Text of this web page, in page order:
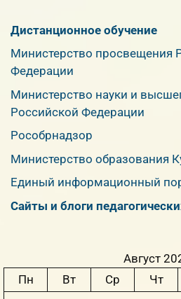
Дистанционное обучение
Министерство просвещения
Федерации
Министерство науки и
Российской Федерации
Рособрнадзор
Министерство образования
Единый информационный
Сайты и блоги
Август
Пн
Вт Ср Чт